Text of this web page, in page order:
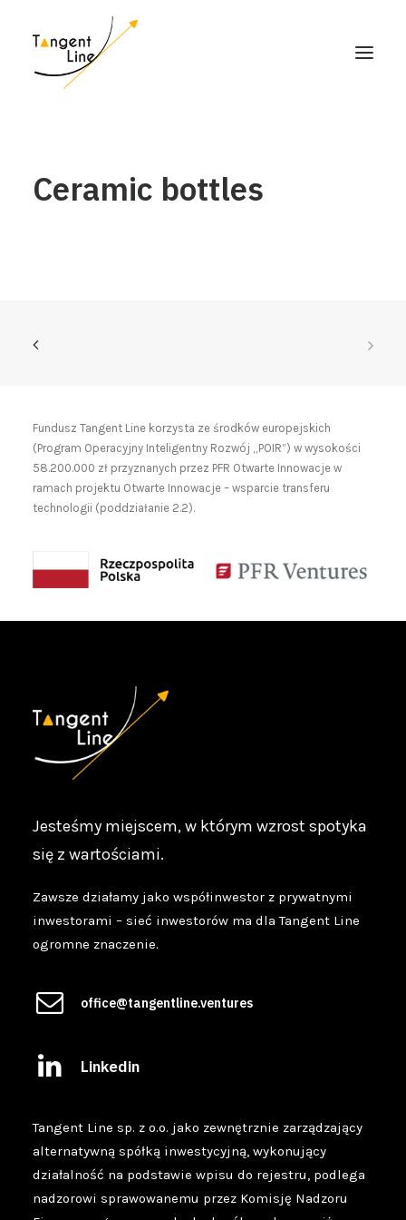
O NAS
Ceramic bottles
Fundusz Tangent Line korzysta ze środków europejskich
(Program Operacyjny Inteligentny Rozwój „POIR”) w wysokości
58.200.000 zł przyznanych przez PFR Otwarte Innowacje w
ramach projektu Otwarte Innowacje – wsparcie transferu
technologii (poddziałanie 2.2).
Jesteśmy miejscem, w którym wzrost spotyka
się z wartościami.
Zawsze działamy jako współinwestor z prywatnymi
inwestorami – sieć inwestorów ma dla Tangent Line
ogromne znaczenie.
office@tangentline.ventures
Linkedin
Tangent Line sp. z o.o. jako zewnętrznie zarządzający
alternatywną spółką inwestycyjną, wykonujący
działalność na podstawie wpisu do rejestru, podlega
nadzorowi sprawowanemu przez Komisję Nadzoru